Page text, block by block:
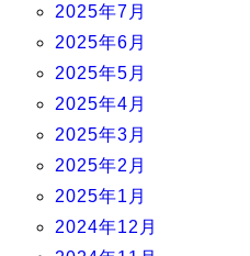
2025年7月
2025年6月
2025年5月
2025年4月
2025年3月
2025年2月
2025年1月
2024年12月